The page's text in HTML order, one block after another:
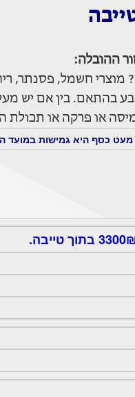
ההובלה:
חשמל, פסנתר,
בהתאם. בין אם יש
או פרקה או תכולת
כסף היא גמישות במועד